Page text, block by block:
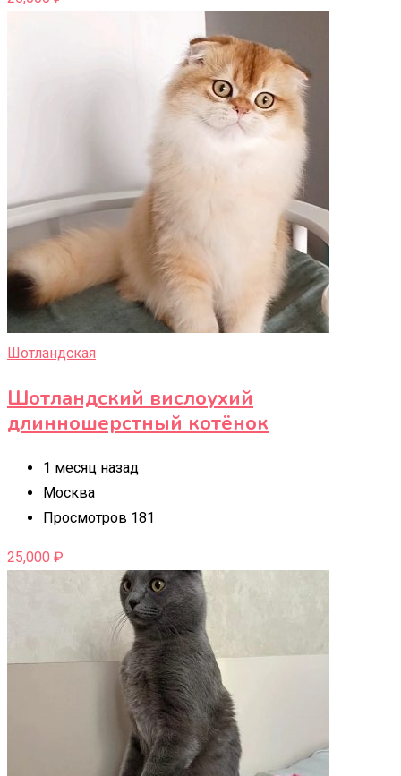
Шотландская
Шотландский вислоухий
длинношерстный котёнок
1 месяц назад
Москва
Просмотров 181
25,000 ₽